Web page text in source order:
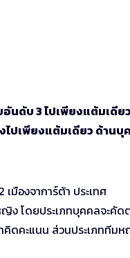
ดับ 3 ไปเพียงแต้มเดีย
ไปเพียงแต้มเดียว ด้านบุ
องจาการ์ต้า ประเทศ
ง โดยประเภทบุคคลจะคัด
ดคะแนน ส่วนประเภททีมห